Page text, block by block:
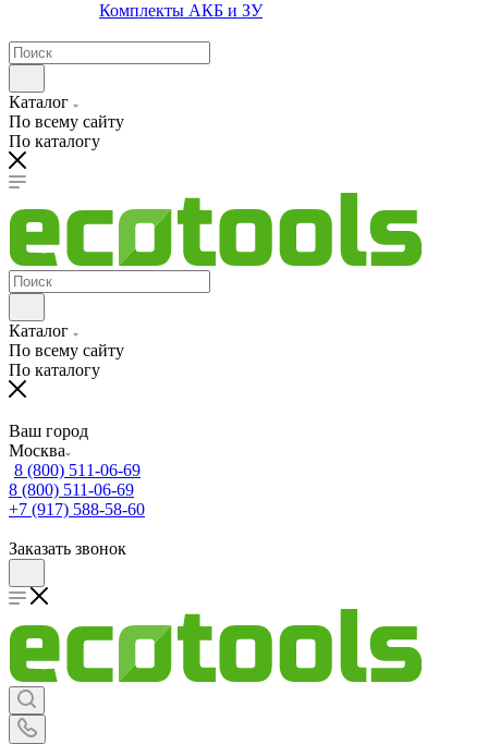
Комплекты АКБ и ЗУ
Каталог
По всему сайту
По каталогу
Каталог
По всему сайту
По каталогу
Ваш город
Москва
8 (800) 511-06-69
8 (800) 511-06-69
+7 (917) 588-58-60
Заказать звонок